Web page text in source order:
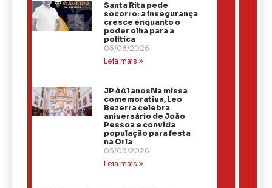
Santa Rita pede
socorro: a insegurança
cresce enquanto o
poder olha para a
política
05/08/2026
Leia mais »
JP 441 anosNa missa
comemorativa, Leo
Bezerra celebra
aniversário de João
Pessoa e convida
população para festa
na Orla
05/08/2026
Leia mais »